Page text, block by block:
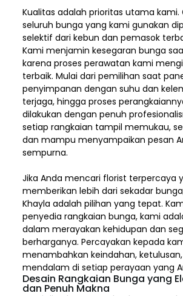
Kualitas adalah prioritas utama kami.
seluruh bunga yang kami gunakan
selektif dari kebun dan pemasok
Kami menjamin kesegaran bunga
karena proses perawatan kami
terbaik. Mulai dari pemilihan saat
penyimpanan dengan suhu dan
terjaga, hingga proses
dilakukan dengan penuh
setiap rangkaian tampil memukau,
dan mampu menyampaikan pesan
sempurna.
Jika Anda mencari florist terpercaya
memberikan lebih dari sekadar
Khayla adalah pilihan yang tepat.
penyedia rangkaian bunga, kami
dalam merayakan kehidupan dan
berharganya. Percayakan kepada
menambahkan keindahan,
mendalam di setiap perayaan yang
Desain Rangkaian Bunga yang
dan Penuh Makna